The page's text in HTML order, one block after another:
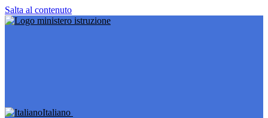
Salta al contenuto
Italiano